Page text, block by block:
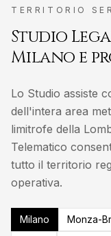
TERRITORIO
Studio
Milano e
Lo Studio assiste
dell'intera area
limitrofe della
Telematico
tutto il territorio
operativa.
Milano Monza-